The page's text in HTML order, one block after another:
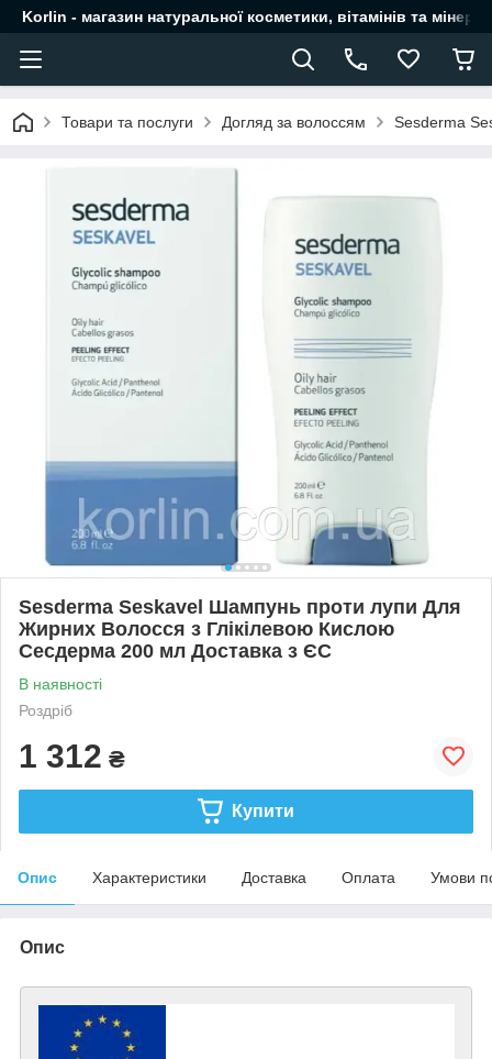
Korlin - магазин натуральної косметики, вітамінів та
Товари та послуги Догляд за волоссям Sesderma
Sesderma Seskavel Шампунь проти лупи Для
Жирних Волосся з Глікілевою Кислою
Сесдерма 200 мл Доставка з ЄС
В наявності
Роздріб
1 312 ₴
Купити
Опис Характеристики Доставка Оплата Умови
Опис